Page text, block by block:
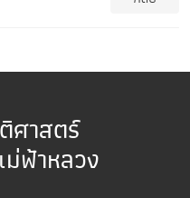
ศาสตร์
ฟ้าหลวง